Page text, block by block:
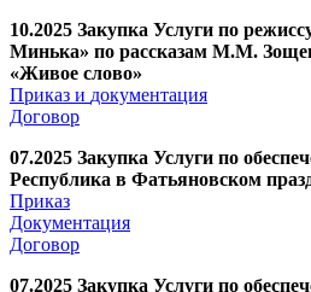
10.2025 Закупка Услуги по
Минька» по рассказам М.М.
«Живое слово»
Приказ и документация
Договор
07.2025 Закупка Услуги по
Республика в Фатьяновском
Приказ
Документация
Договор
07.2025 Закупка Услуги по